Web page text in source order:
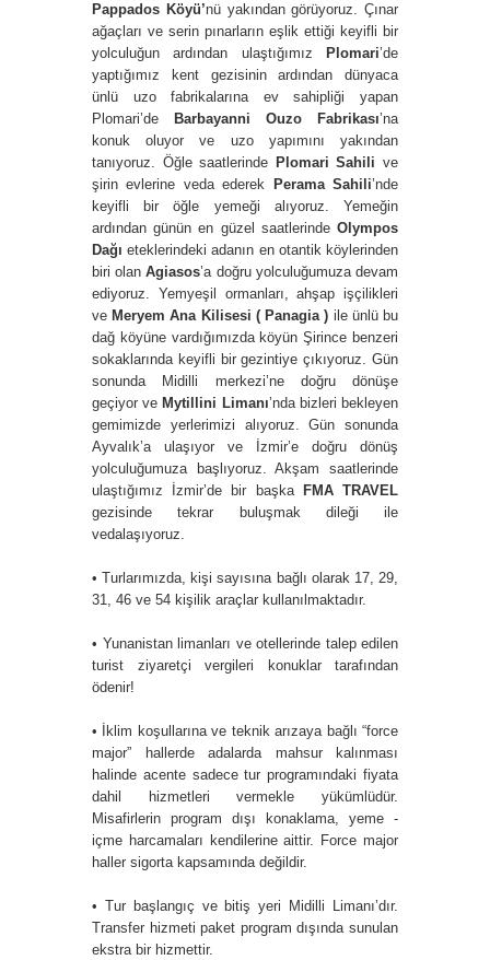
Pappados Köyü’nü yakından görüyoruz. Çınar
ağaçları ve serin pınarların eşlik ettiği keyifli bir
yolculuğun ardından ulaştığımız
Plomari’de
yaptığımız kent gezisinin ardından dünyaca
ünlü uzo fabrikalarına ev sahipliği yapan
Plomari’de
Barbayanni Ouzo Fabrikası’na
konuk oluyor ve uzo yapımını yakından
tanıyoruz. Öğle saatlerinde Plomari Sahili ve
şirin evlerine veda ederek
Perama Sahili’nde
keyifli bir öğle yemeği alıyoruz. Yemeğin
ardından günün en güzel saatlerinde Olympos
Dağı eteklerindeki adanın en otantik köylerinden
biri olanAgiasos’a doğru yolculuğumuza devam
ediyoruz. Yemyeşil ormanları, ahşap işçilikleri
ve Meryem Ana Kilisesi ( Panagia ) ile ünlü bu
dağ köyüne vardığımızda köyün Şirince benzeri
sokaklarında keyifli bir gezintiye çıkıyoruz. Gün
sonunda Midilli merkezi’ne doğru dönüşe
geçiyor ve Mytillini Limanı’nda bizleri bekleyen
gemimizde yerlerimizi alıyoruz. Gün sonunda
Ayvalık’a ulaşıyor ve İzmir’e doğru dönüş
yolculuğumuza başlıyoruz. Akşam saatlerinde
ulaştığımız İzmir’de bir başka FMA TRAVEL
gezisinde tekrar buluşmak dileği ile
vedalaşıyoruz.
• Turlarımızda, kişi sayısına bağlı olarak 17, 29,
31, 46 ve 54 kişilik araçlar kullanılmaktadır.
• Yunanistan limanları ve otellerinde talep edilen
turist ziyaretçi vergileri konuklar tarafından
ödenir!
• İklim koşullarına ve teknik arızaya bağlı “force
major” hallerde adalarda mahsur kalınması
halinde acente sadece tur programındaki fiyata
dahil hizmetleri vermekle yükümlüdür.
Misafirlerin program dışı konaklama, yeme -
içme harcamaları kendilerine aittir. Force major
haller sigorta kapsamında değildir.
• Tur başlangıç ve bitiş yeri Midilli Limanı’dır.
Transfer hizmeti paket program dışında sunulan
ekstra bir hizmettir.